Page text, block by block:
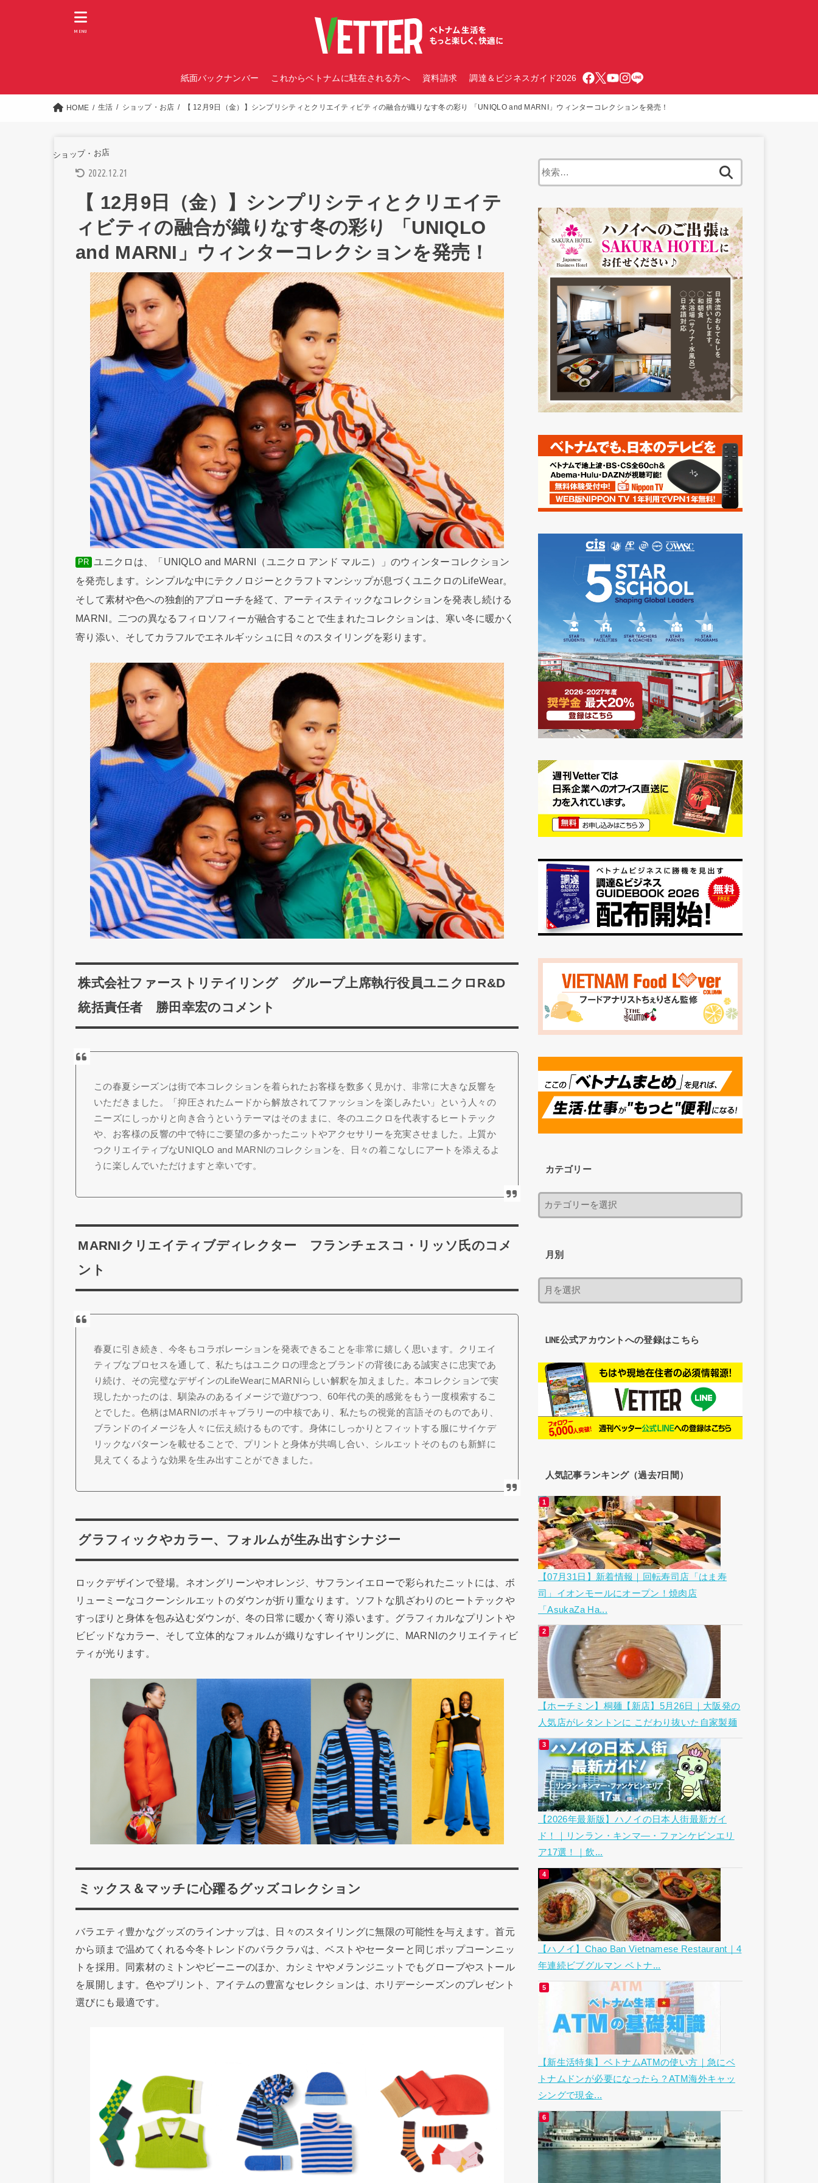
紙面バックナンバー これからベトナムに駐在される方へ 資料請求 調達＆ビジネスガイド2026
MENU
HOME 生活 ショップ・お店 【 12月9日（金）】シンプリシティとクリエイティビティの融合が織りなす冬の彩り 「UNIQLO and MARNI」ウィンターコレクションを発売！
ショップ・お店
2022.12.21
【 12月9日（金）】シンプリシティとクリエイテ
ィビティの融合が織りなす冬の彩り 「UNIQLO
and MARNI」ウィンターコレクションを発売！
PR ユニクロは、「UNIQLO and MARNI（ユニクロ アンド マルニ）」のウィンターコレクション
を発売します。シンプルな中にテクノロジーとクラフトマンシップが息づくユニクロのLifeWear。
そして素材や色への独創的アプローチを経て、アーティスティックなコレクションを発表し続ける
MARNI。二つの異なるフィロソフィーが融合することで生まれたコレクションは、寒い冬に暖かく
寄り添い、そしてカラフルでエネルギッシュに日々のスタイリングを彩ります。
株式会社ファーストリテイリング グループ上席執行役員ユニクロR&D
統括責任者 勝田幸宏のコメント
この春夏シーズンは街で本コレクションを着られたお客様を数多く見かけ、非常に大きな反響を
いただきました。「抑圧されたムードから解放されてファッションを楽しみたい」という人々の
ニーズにしっかりと向き合うというテーマはそのままに、冬のユニクロを代表するヒートテック
や、お客様の反響の中で特にご要望の多かったニットやアクセサリーを充実させました。上質か
つクリエイティブなUNIQLO and MARNIのコレクションを、日々の着こなしにアートを添えるよ
うに楽しんでいただけますと幸いです。
MARNIクリエイティブディレクター フランチェスコ・リッソ氏のコメ
ント
春夏に引き続き、今冬もコラボレーションを発表できることを非常に嬉しく思います。クリエイ
ティブなプロセスを通して、私たちはユニクロの理念とブランドの背後にある誠実さに忠実であ
り続け、その完璧なデザインのLifeWearにMARNIらしい解釈を加えました。本コレクションで実
現したかったのは、馴染みのあるイメージで遊びつつ、60年代の美的感覚をもう一度模索するこ
とでした。色柄はMARNIのボキャブラリーの中核であり、私たちの視覚的言語そのものであり、
ブランドのイメージを人々に伝え続けるものです。身体にしっかりとフィットする服にサイケデ
リックなパターンを載せることで、プリントと身体が共鳴し合い、シルエットそのものも新鮮に
見えてくるような効果を生み出すことができました。
グラフィックやカラー、フォルムが生み出すシナジー
ロックデザインで登場。ネオングリーンやオレンジ、サフランイエローで彩られたニットには、ボ
リューミーなコクーンシルエットのダウンが折り重なります。ソフトな肌ざわりのヒートテックや
すっぽりと身体を包み込むダウンが、冬の日常に暖かく寄り添います。グラフィカルなプリントや
ビビッドなカラー、そして立体的なフォルムが織りなすレイヤリングに、MARNIのクリエイティビ
ティが光ります。
ミックス＆マッチに心躍るグッズコレクション
バラエティ豊かなグッズのラインナップは、日々のスタイリングに無限の可能性を与えます。首元
から頭まで温めてくれる今冬トレンドのバラクラバは、ベストやセーターと同じポップコーンニッ
トを採用。同素材のミトンやビーニーのほか、カシミヤやメランジニットでもグローブやストール
を展開します。色やプリント、アイテムの豊富なセレクションは、ホリデーシーズンのプレゼント
選びにも最適です。
カテゴリー
月別
LINE公式アカウントへの登録はこちら
人気記事ランキング（過去7日間）
【07月31日】新着情報｜回転寿司店「はま寿
司」イオンモールにオープン！焼肉店
「AsukaZa Ha...
【ホーチミン】桐麺【新店】5月26日｜大阪発の
人気店がレタントンに こだわり抜いた自家製麺
【2026年最新版】ハノイの日本人街最新ガイ
ド！｜リンラン・キンマ―・ファンケビンエリ
ア17選！｜飲...
【ハノイ】Chao Ban Vietnamese Restaurant｜4
年連続ビブグルマン ベトナ...
【新生活特集】ベトナムATMの使い方｜急にベ
トナムドンが必要になったら？ATM海外キャッ
シングで現金...